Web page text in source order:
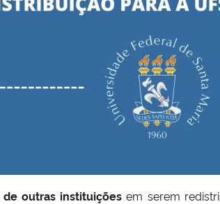
de outras instituições em serem